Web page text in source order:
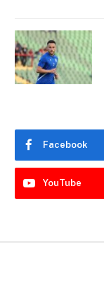
Facebook
YouTube